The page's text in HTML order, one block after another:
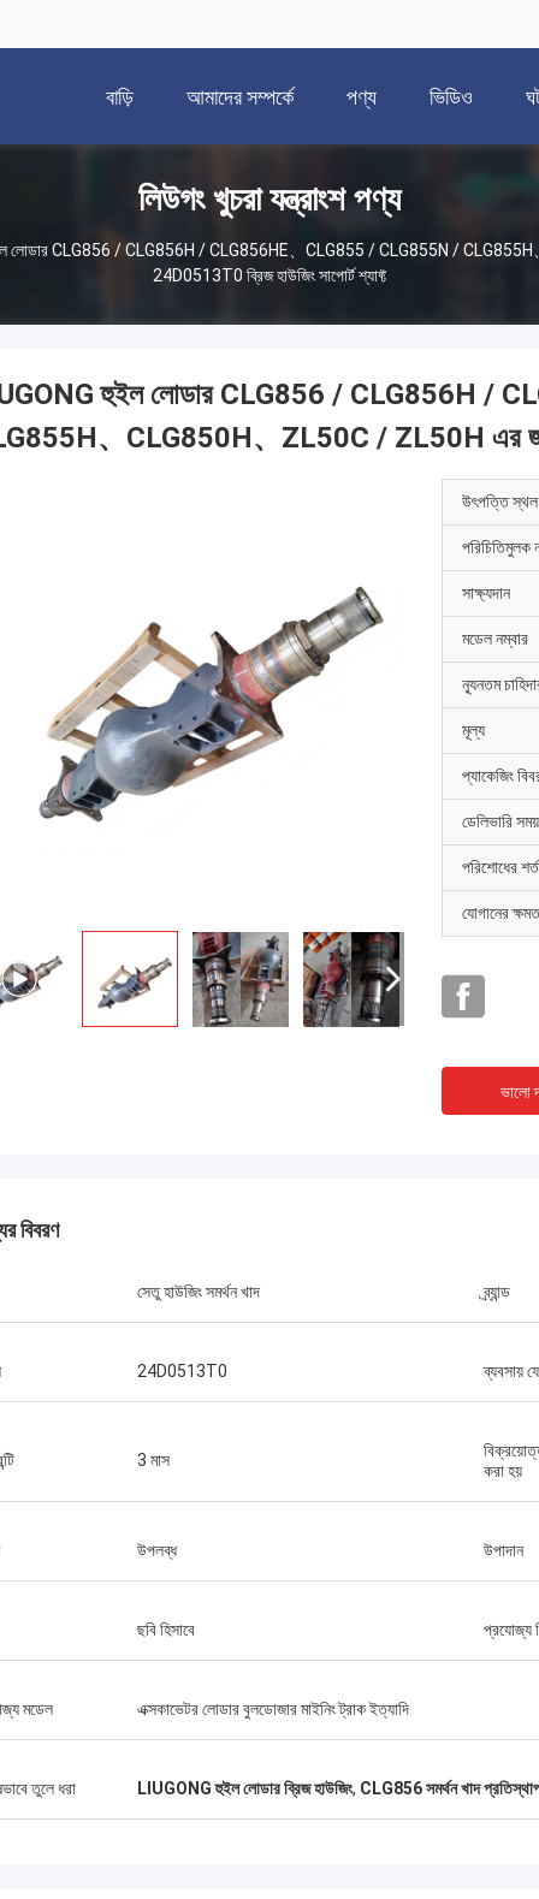
বাড়ি আমাদের সম্পর্কে পণ্য ভিডিও
লিউগং খুচরা যন্ত্রাংশ পণ্য
লোডার CLG856 / CLG856H / CLG856HE、CLG855 / CLG855N /
24D0513T0 ব্রিজ হাউজিং সাপোর্ট শ্যাফ্ট
হুইল লোডার CLG856 / CLG856H /
、CLG850H、ZL50C / ZL50H এর জন্য
উৎপত্তি স্থল
পরিচিতিমুলক
সাক্ষ্যদান
মডেল নম্বার
ন্যূনতম
মূল্য
প্যাকেজিং
ডেলিভারি সময়
পরিশোধের শর্ত
যোগানের
ভালো
বিবরণ
সেতু হাউজিং সমর্থন খাদ ব্র্যান্ড
24D0513T0 ব্যবসায়
3 মাস
করা হয়
উপলব্ধ উপাদান
ছবি হিসাবে প্রযোজ্য
মডেল এক্সকাভেটর লোডার বুলডোজার মাইনিং ট্রাক ইত্যাদি
তুলে ধরা LIUGONG হুইল লোডার ব্রিজ হাউজিং, CLG856 সমর্থন খাদ